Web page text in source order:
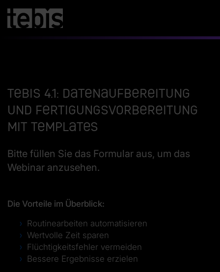
Tebis 4.1: Datenaufbereitung
und Fertigungsvorbereitung
mit Templates
Bitte füllen Sie das Formular aus, um das
Webinar anzusehen.
Die Vorteile im Überblick:
Routinearbeiten automatisieren
Wertvolle Zeit sparen
Flüchtigkeitsfehler vermeiden
Bessere Ergebnisse erzielen